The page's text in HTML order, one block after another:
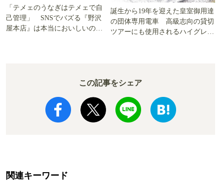
「テメェのうなぎはテメェで自
己管理」 SNSでバズる『野沢
屋本店』は本当においしいの
誕生から19年を迎えた皇室御用達
の団体専用電車 高級志向の貸切
ツアーにも使用されるハイグレー
この記事をシェア
関連キーワード